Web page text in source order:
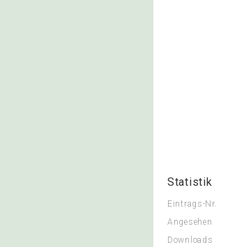
Statistik
Eintrags-Nr.
Angesehen
Downloads